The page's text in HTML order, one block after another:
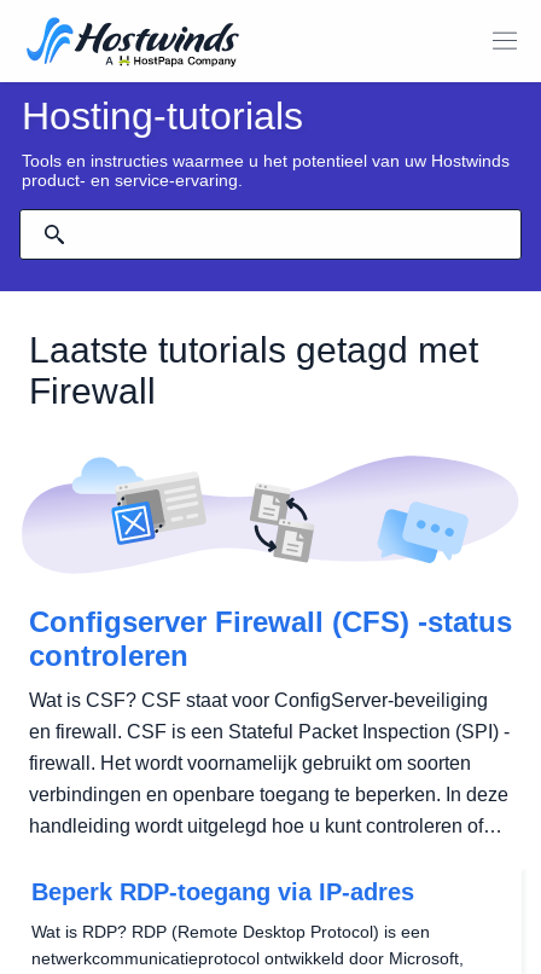
Hosting-tutorials
Tools en instructies waarmee u het potentieel van uw Hostwinds
product- en service-ervaring.
Laatste tutorials getagd met
Firewall
Configserver Firewall (CFS) -status
controleren
Wat is CSF? CSF staat voor ConfigServer-beveiliging
en firewall. CSF is een Stateful Packet Inspection (SPI) -
firewall. Het wordt voornamelijk gebruikt om soorten
verbindingen en openbare toegang te beperken. In deze
handleiding wordt uitgelegd hoe u kunt controleren of
Beperk RDP-toegang via IP-adres
Wat is RDP? RDP (Remote Desktop Protocol) is een
netwerkcommunicatieprotocol ontwikkeld door Microsoft,